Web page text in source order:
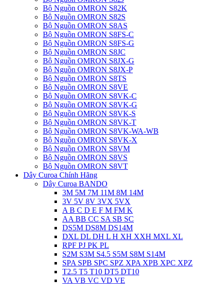
Bộ Nguồn OMRON S82K
Bộ Nguồn OMRON S82S
Bộ Nguồn OMRON S8AS
Bộ Nguồn OMRON S8FS-C
Bộ Nguồn OMRON S8FS-G
Bộ Nguồn OMRON S8JC
Bộ Nguồn OMRON S8JX-G
Bộ Nguồn OMRON S8JX-P
Bộ Nguồn OMRON S8TS
Bộ Nguồn OMRON S8VE
Bộ Nguồn OMRON S8VK-C
Bộ Nguồn OMRON S8VK-G
Bộ Nguồn OMRON S8VK-S
Bộ Nguồn OMRON S8VK-T
Bộ Nguồn OMRON S8VK-WA-WB
Bộ Nguồn OMRON S8VK-X
Bộ Nguồn OMRON S8VM
Bộ Nguồn OMRON S8VS
Bộ Nguồn OMRON S8VT
Dây Curoa Chính Hãng
Dây Curoa BANDO
3M 5M 7M 11M 8M 14M
3V 5V 8V 3VX 5VX
A B C D E F M FM K
AA BB CC SA SB SC
DS5M DS8M DS14M
DXL DL DH L H XH XXH MXL XL
RPF PJ PK PL
S2M S3M S4.5 S5M S8M S14M
SPA SPB SPC SPZ XPA XPB XPC XPZ
T2.5 T5 T10 DT5 DT10
VA VB VC VD VE